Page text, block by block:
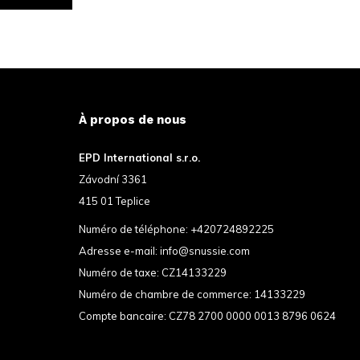
À propos de nous
EPD International s.r.o.
Závodní 3361
415 01 Teplice
Numéro de téléphone: +420724892225
Adresse e-mail: info@snussie.com
Numéro de taxe: CZ14133229
Numéro de chambre de commerce: 14133229
Compte bancaire: CZ78 2700 0000 0013 8796 0624